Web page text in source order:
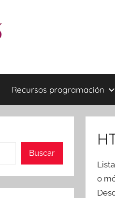
Recursos programación
o
Buscar